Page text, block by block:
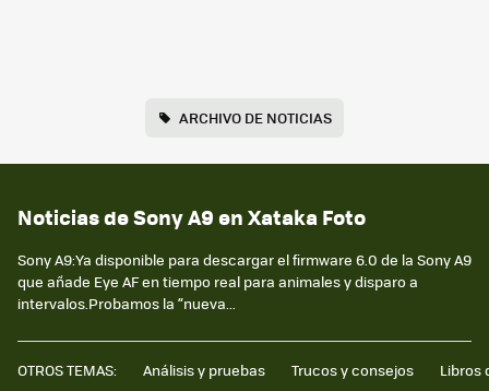
ARCHIVO DE NOTICIAS
Noticias de Sony A9 en Xataka Foto
Sony A9:Ya disponible para descargar el firmware 6.0 de la Sony A9
que añade Eye AF en tiempo real para animales y disparo a
intervalos.Probamos la “nueva...
OTROS TEMAS: Análisis y pruebas Trucos y consejos Libros